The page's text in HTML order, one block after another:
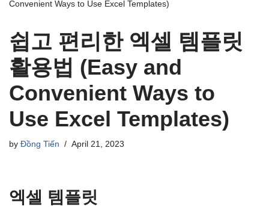
Convenient Ways to Use Excel Templates)
쉽고 편리한 엑셀 템플릿
활용법 (Easy and
Convenient Ways to
Use Excel Templates)
by Đồng Tiến April 21, 2023
엑셀 템플릿